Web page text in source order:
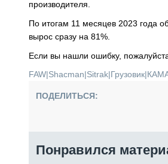
производителя.
По итогам 11 месяцев 2023 года
вырос сразу на 81%.
Если вы нашли ошибку,
FAW|Shacman|Sitrak|Грузовик|
ПОДЕЛИТЬСЯ:
Понравился